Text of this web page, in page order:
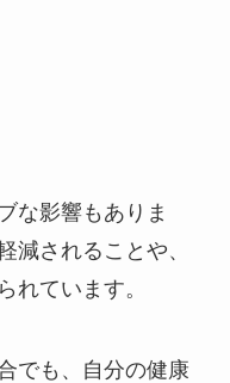
な影響もありま
減されることや、
れています。
でも、自分の健康